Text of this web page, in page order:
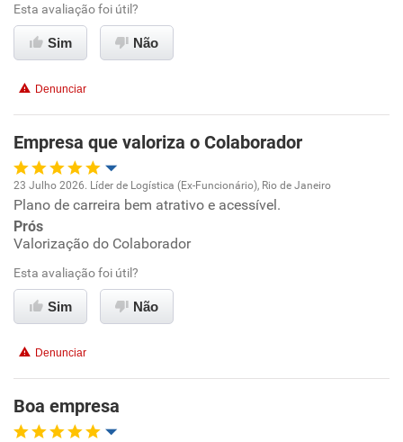
Ambiente de trabalho
Conciliação com a vida familiar
Recomenda esta empresa
Recomenda a diretoria
Esta avaliação foi útil?
Sim Não
Denunciar
Empresa que valoriza o Colaborador
Oportunidade de promoção
Ambiente de trabalho
Conciliação com a vida familiar
Recomenda a diretoria
23 Julho 2026. Líder de Logística (Ex-Funcionário), Rio de Janeiro
Plano de carreira bem atrativo e acessível.
Prós
Valorização do Colaborador
Esta avaliação foi útil?
Sim Não
Denunciar
Boa empresa